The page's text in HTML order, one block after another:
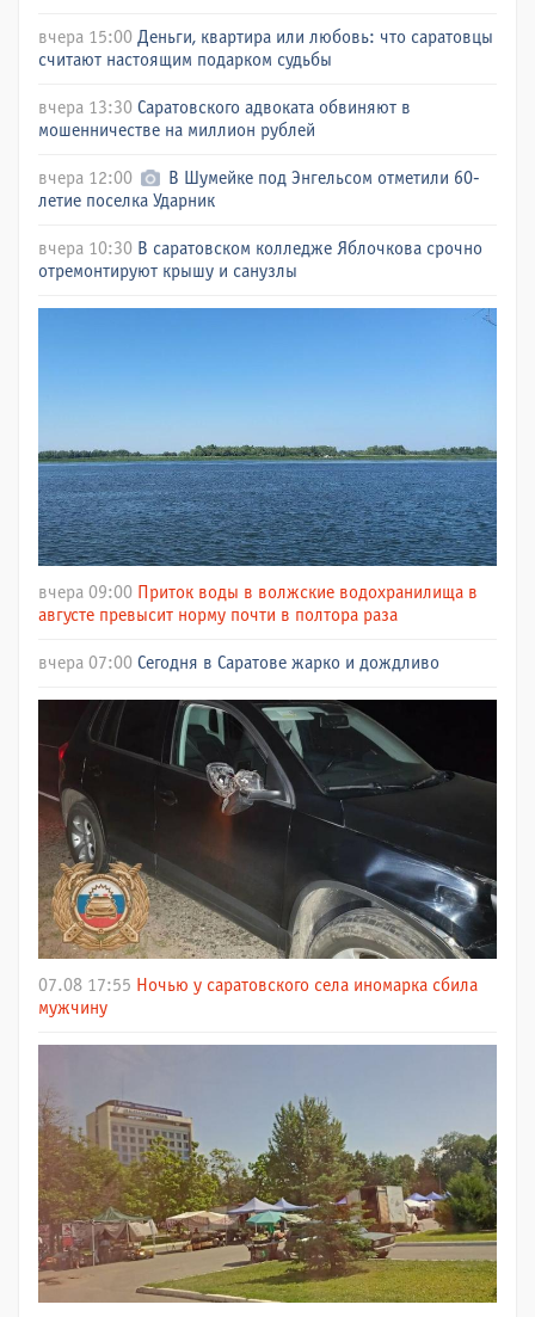
вчера 15:00 Деньги, квартира или любовь: что саратовцы
считают настоящим подарком судьбы
вчера 13:30 Саратовского адвоката обвиняют в
мошенничестве на миллион рублей
вчера 12:00
В Шумейке под Энгельсом отметили 60-
летие поселка Ударник
вчера 10:30 В саратовском колледже Яблочкова срочно
отремонтируют крышу и санузлы
вчера 09:00 Приток воды в волжские водохранилища в
августе превысит норму почти в полтора раза
вчера 07:00 Сегодня в Саратове жарко и дождливо
07.08 17:55 Ночью у саратовского села иномарка сбила
мужчину